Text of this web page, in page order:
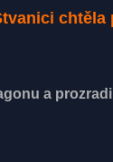
chtěla
a